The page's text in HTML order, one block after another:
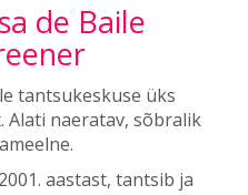
de Baile
tantsukeskuse üks
Alati naeratav, sõbralik
aastast, tantsib ja